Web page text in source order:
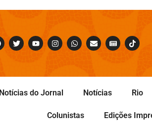
Notícias do Jornal Notícias Rio
Colunistas Edições